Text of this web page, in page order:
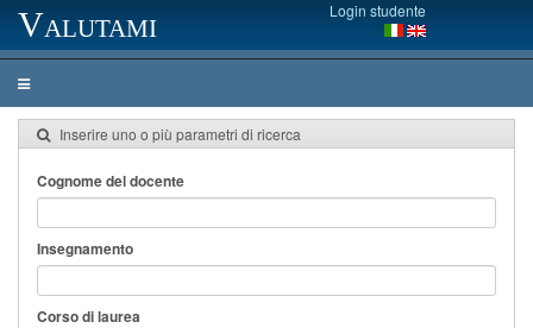
Valutami Login studente
Inserire uno o più parametri di ricerca
Cognome del docente
Insegnamento
Corso di laurea